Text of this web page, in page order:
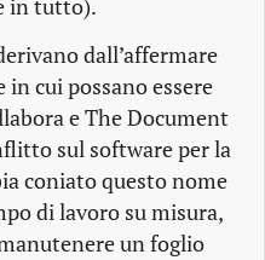
in tutto).
dall’affermare
cui possano essere
e The Document
sul software per la
coniato questo nome
di lavoro su misura,
un foglio